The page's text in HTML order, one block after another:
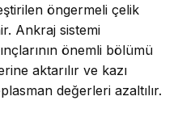
öngermeli çelik
Ankraj sistemi
önemli bölümü
aktarılır ve kazı
değerleri azaltılır.